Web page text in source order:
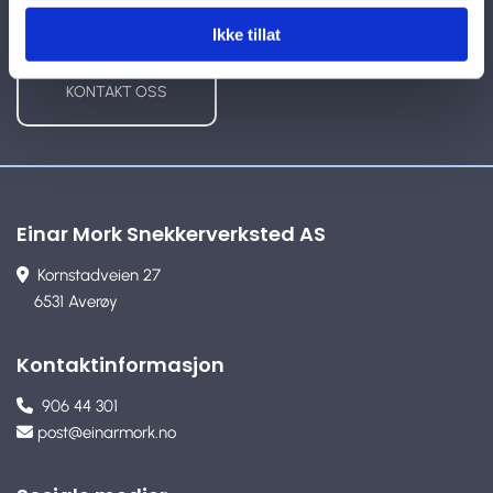
Ikke tillat
KONTAKT OSS
Einar Mork Snekkerverksted AS
Kornstadveien 27
6531 Averøy
Kontaktinformasjon
 906 44 301
 post@einarmork.no